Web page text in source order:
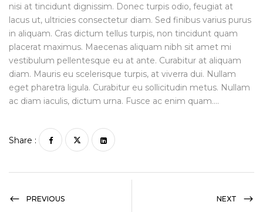
nisi at tincidunt dignissim. Donec turpis odio, feugiat at
lacus ut, ultricies consectetur diam. Sed finibus varius purus
in aliquam. Cras dictum tellus turpis, non tincidunt quam
placerat maximus. Maecenas aliquam nibh sit amet mi
vestibulum pellentesque eu at ante. Curabitur at aliquam
diam. Mauris eu scelerisque turpis, at viverra dui. Nullam
eget pharetra ligula. Curabitur eu sollicitudin metus. Nullam
ac diam iaculis, dictum urna. Fusce ac enim quam….
Share :
PREVIOUS NEXT